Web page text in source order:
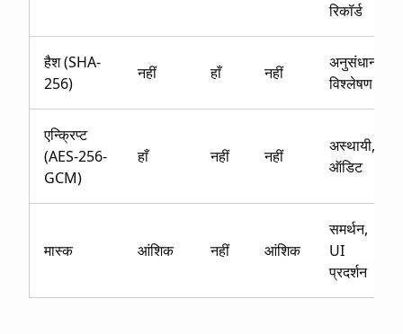
रिकॉर्ड
हैश (SHA-
256)
नहीं हाँ नहीं
अनुसंधान,
विश्लेषण
एन्क्रिप्ट
(AES-256-
GCM)
हाँ नहीं नहीं
अस्थायी,
ऑडिट
मास्क आंशिक नहीं आंशिक
समर्थन,
UI
प्रदर्शन